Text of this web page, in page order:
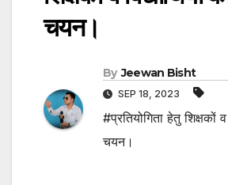
चयन।
By Jeewan Bisht
SEP 18, 2023
#प्रतियोगिता हेतु शिक्षकों
चयन।